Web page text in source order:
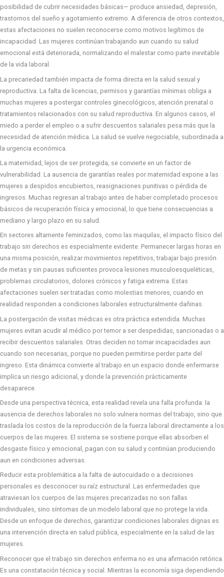
posibilidad de cubrir necesidades básicas— produce ansiedad, depresión,
trastornos del sueño y agotamiento extremo. A diferencia de otros contextos,
estas afectaciones no suelen reconocerse como motivos legítimos de
incapacidad. Las mujeres continúan trabajando aun cuando su salud
emocional está deteriorada, normalizando el malestar como parte inevitable
de la vida laboral.
La precariedad también impacta de forma directa en la salud sexual y
reproductiva. La falta de licencias, permisos y garantías mínimas obliga a
muchas mujeres a postergar controles ginecológicos, atención prenatal o
tratamientos relacionados con su salud reproductiva. En algunos casos, el
miedo a perder el empleo o a sufrir descuentos salariales pesa más que la
necesidad de atención médica. La salud se vuelve negociable, subordinada a
la urgencia económica.
La maternidad, lejos de ser protegida, se convierte en un factor de
vulnerabilidad. La ausencia de garantías reales por maternidad expone a las
mujeres a despidos encubiertos, reasignaciones punitivas o pérdida de
ingresos. Muchas regresan al trabajo antes de haber completado procesos
básicos de recuperación física y emocional, lo que tiene consecuencias a
mediano y largo plazo en su salud.
En sectores altamente feminizados, como las maquilas, el impacto físico del
trabajo sin derechos es especialmente evidente. Permanecer largas horas en
una misma posición, realizar movimientos repetitivos, trabajar bajo presión
de metas y sin pausas suficientes provoca lesiones musculoesqueléticas,
problemas circulatorios, dolores crónicos y fatiga extrema. Estas
afectaciones suelen ser tratadas como molestias menores, cuando en
realidad responden a condiciones laborales estructuralmente dañinas.
La postergación de visitas médicas es otra práctica extendida. Muchas
mujeres evitan acudir al médico por temor a ser despedidas, sancionadas o a
recibir descuentos salariales. Otras deciden no tomar incapacidades aun
cuando son necesarias, porque no pueden permitirse perder parte del
ingreso. Esta dinámica convierte al trabajo en un espacio donde enfermarse
implica un riesgo adicional, y donde la prevención prácticamente
desaparece.
Desde una perspectiva técnica, esta realidad revela una falla profunda: la
ausencia de derechos laborales no solo vulnera normas del trabajo, sino que
traslada los costos de la reproducción de la fuerza laboral directamente a los
cuerpos de las mujeres. El sistema se sostiene porque ellas absorben el
desgaste físico y emocional, pagan con su salud y continúan produciendo
aun en condiciones adversas.
Reducir esta problemática a la falta de autocuidado o a decisiones
personales es desconocer su raíz estructural. Las enfermedades que
atraviesan los cuerpos de las mujeres precarizadas no son fallas
individuales, sino síntomas de un modelo laboral que no protege la vida.
Desde un enfoque de derechos, garantizar condiciones laborales dignas es
una intervención directa en salud pública, especialmente en la salud de las
mujeres.
Reconocer que el trabajo sin derechos enferma no es una afirmación retórica.
Es una constatación técnica y social. Mientras la economía siga dependiendo